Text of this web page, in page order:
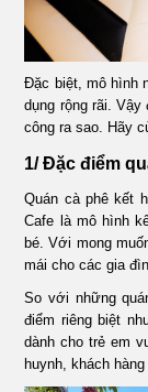
Đặc biệt, mô hình
dụng rộng rãi.
công ra sao. Hãy
1/ Đặc điểm
Quán cà phê kết
Cafe là mô hình
bé. Với mong
mái cho các gia
So với những
điểm riêng biệt
dành cho trẻ em
huynh, khách